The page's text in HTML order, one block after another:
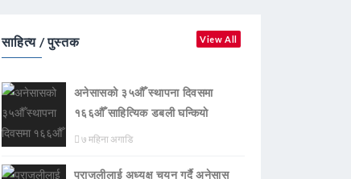
साहित्य / पुस्तक View All
अनेसासको ३५औँ स्थापना दिवसमा
१६६औँ साहित्यिक डबली घन्कियाे
७ महिना अगाडि
पराजुलीलाई अध्यक्ष चयन गर्दै अनेसास